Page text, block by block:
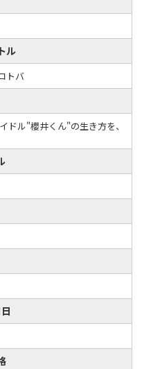
ル
トバ
ドル"櫻井くん"の生き方を、